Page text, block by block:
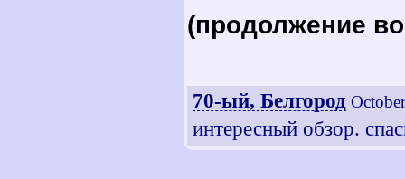
(продолжение
70-ый, Белгород
интересный обзор.